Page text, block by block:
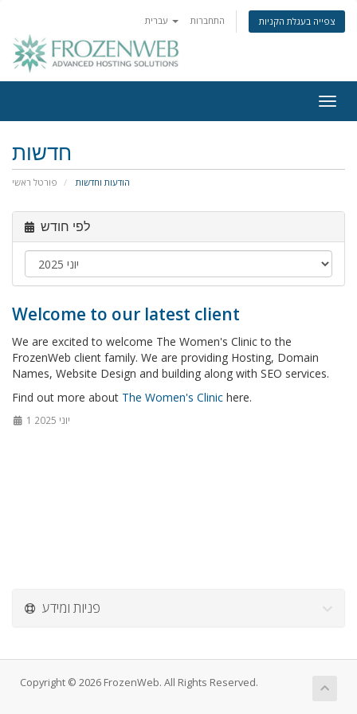
התחברות צפייה בעגלת הקניות
חדשות
פורטל ראשי הודעות וחדשות
לפי חודש
Welcome to our latest client
We are excited to welcome The Women's Clinic to the
FrozenWeb client family. We are providing Hosting, Domain
Names, Website Design and building along with SEO services.
Find out more about The Women's Clinic here.
1 יוני 2025
פניות ומידע
Copyright © 2026 FrozenWeb. All Rights Reserved.